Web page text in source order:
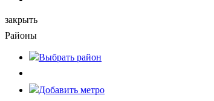
закрыть
Районы
Выбрать район
Добавить метро